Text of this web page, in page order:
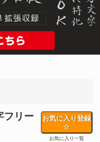
リー
お気に入り登録
お気に入り一覧